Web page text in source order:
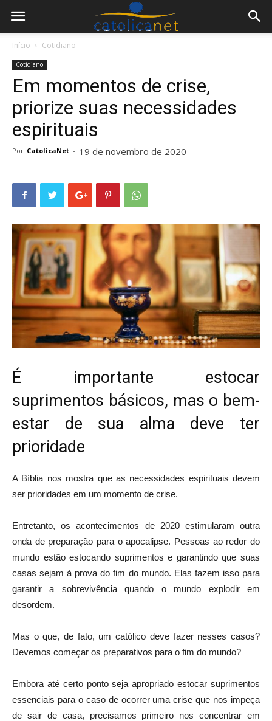
Início Cotidiano
Cotidiano
Em momentos de crise,
priorize suas necessidades
espirituais
Por CatolicaNet - 19 de novembro de 2020
É importante estocar
suprimentos básicos, mas o bem-
estar de sua alma deve ter
prioridade
A Bíblia nos mostra que as necessidades espirituais devem
ser prioridades em um momento de crise.
Entretanto, os acontecimentos de 2020 estimularam outra
onda de preparação para o apocalipse. Pessoas ao redor do
mundo estão estocando suprimentos e garantindo que suas
casas sejam à prova do fim do mundo. Elas fazem isso para
garantir a sobrevivência quando o mundo explodir em
desordem.
Mas o que, de fato, um católico deve fazer nesses casos?
Devemos começar os preparativos para o fim do mundo?
Embora até certo ponto seja apropriado estocar suprimentos
essenciais para o caso de ocorrer uma crise que nos impeça
de sair de casa, precisamos primeiro nos concentrar em